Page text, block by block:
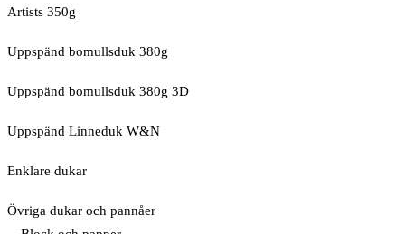
Artists 350g
Uppspänd bomullsduk 380g
Uppspänd bomullsduk 380g 3D
Uppspänd Linneduk W&N
Enklare dukar
Övriga dukar och pannåer